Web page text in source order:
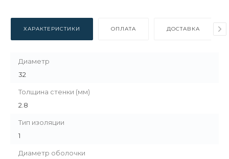
ХАРАКТЕРИСТИКИ ОПЛАТА ДОСТАВКА
Диаметр
32
Толщина стенки (мм)
2.8
Тип изоляции
1
Диаметр оболочки